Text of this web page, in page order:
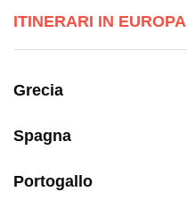
ITINERARI IN EUROPA
Grecia
Spagna
Portogallo